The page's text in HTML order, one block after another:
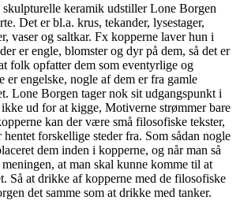
skulpturelle keramik udstiller Lone Borgen
Det er bl.a. krus, tekander, lysestager,
vaser og saltkar. Fx kopperne laver hun i
er engle, blomster og dyr på dem, så det er
folk opfatter dem som eventyrlige og
er engelske, nogle af dem er fra gamle
Lone Borgen tager nok sit udgangspunkt i
ud for at kigge, Motiverne strømmer bare
kan der være små filosofiske tekster,
forskellige steder fra. Som sådan nogle
dem inden i kopperne, og når man så
at man skal kunne komme til at
Så at drikke af kopperne med de filosofiske
det samme som at drikke med tanker.